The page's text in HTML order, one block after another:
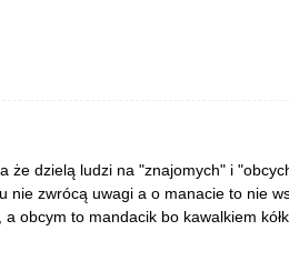
że dzielą ludzi na "znajomych" i
nie zwrócą uwagi a o manacie to nie
a obcym to mandacik bo kawalkiem